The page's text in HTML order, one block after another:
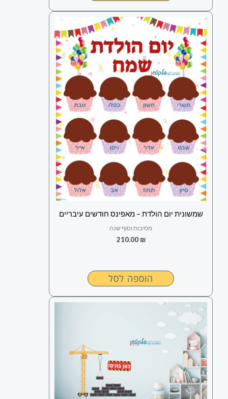
שמשונית יום הולדת – מאפינס חודשים עיבריים
מסיבות וסוף שנה
210.00 ₪
הוספה לסל